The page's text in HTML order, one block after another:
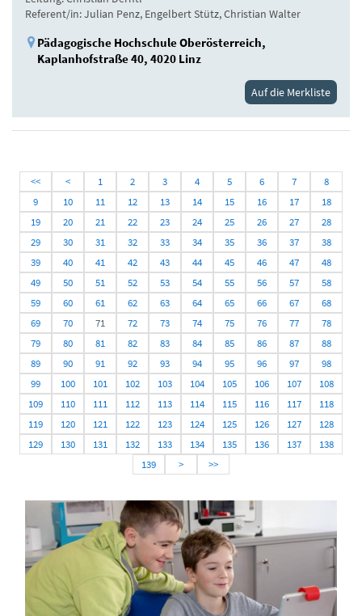
Referent/in: Julian Penz, Engelbert Stütz, Christian Walter
Pädagogische Hochschule Oberösterreich,
Kaplanhofstraße 40, 4020 Linz
Auf die Merkliste
<< < 1 2 3 4 5 6 7
8
9
10 11 12 13 14 15 16 17
18
19
20 21 22 23 24 25 26 27
28
29
30 31 32 33 34 35 36 37
38
39
40 41 42 43 44 45 46 47
48
49
50 51 52 53 54 55 56 57
58
59
60 61 62 63 64 65 66 67
68
69
70 71 72 73 74 75 76 77
78
79
80 81 82 83 84 85 86 87
88
89
90 91 92 93 94 95 96 97
98
99
100 101 102 103 104 105 106 107
108
109
110 111 112 113 114 115 116 117
118
119
120 121 122 123 124 125 126 127
128
129
130 131 132 133 134 135 136 137
138
139
> >>